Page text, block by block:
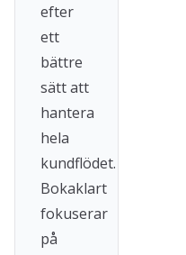
efter
ett
bättre
sätt att
hantera
hela
kundflödet.
Bokaklart
fokuserar
på